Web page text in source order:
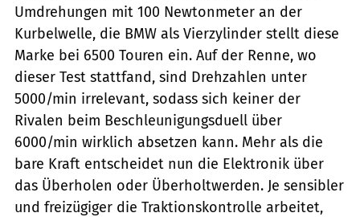
Umdrehungen mit 100 Newtonmeter an der
Kurbelwelle, die BMW als Vierzylinder stellt diese
Marke bei 6500 Touren ein. Auf der Renne, wo
dieser Test stattfand, sind Drehzahlen unter
5000/min irrelevant, sodass sich keiner der
Rivalen beim Beschleunigungsduell über
6000/min wirklich absetzen kann. Mehr als die
bare Kraft entscheidet nun die Elektronik über
das Überholen oder Überholtwerden. Je sensibler
und freizügiger die Traktionskontrolle arbeitet,